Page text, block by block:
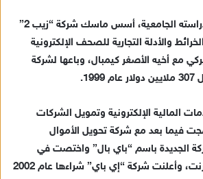
عام 1995 وفي خضم دراسته الجامعية، أسس ماسك شركة “زيب 2”
والأدلة التجارية للصحف الإلكترونية
أميركي مع أخيه الأصغر كيمبال، وباعها لشركة
المالية الإلكترونية وتمويل الشركات
فيما بعد مع شركة تحويل الأموال
الجديدة باسم “باي بال” واختصت في
تحويل الأموال عبر الإنترنت، وأعلنت شركة “إي باي” شراءها عام 2002